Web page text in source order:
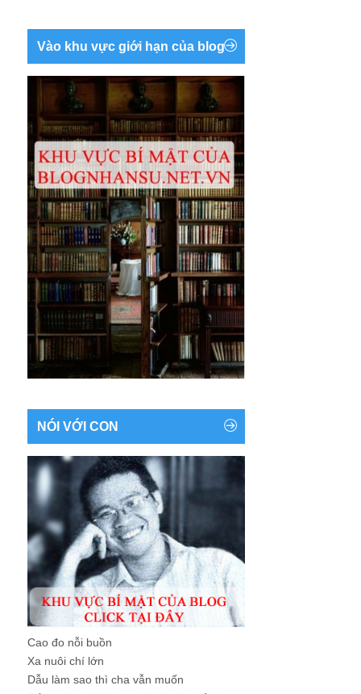
Vào khu vực giới hạn của blog
NÓI VỚI CON
Cao đo nỗi buồn
Xa nuôi chí lớn
Dẫu làm sao thì cha vẫn muốn